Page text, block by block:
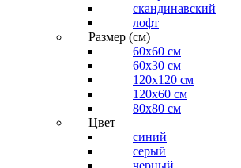
скандинавский
лофт
Размер (см)
60х60 см
60x30 см
120x120 см
120x60 см
80x80 см
Цвет
синий
серый
черный